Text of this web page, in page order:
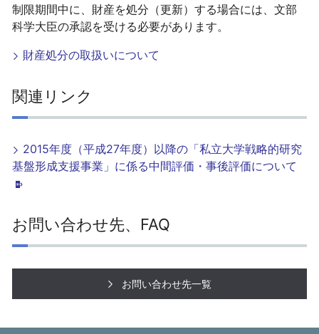
制限期間中に、財産を処分（更新）する場合には、文部
科学大臣の承認を受ける必要があります。
財産処分の取扱いについて
関連リンク
2015年度（平成27年度）以降の「私立大学戦略的研究
基盤形成支援事業」に係る中間評価・事後評価について
お問い合わせ先、FAQ
お問い合わせ先一覧